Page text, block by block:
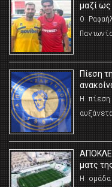
μαζί ως
Ο
Πίεση
Η
ματς
Η